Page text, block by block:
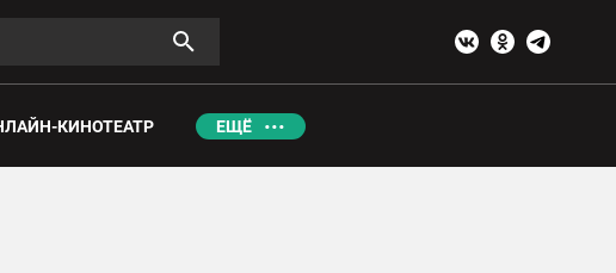
КИНОТЕАТР ЕЩЁ